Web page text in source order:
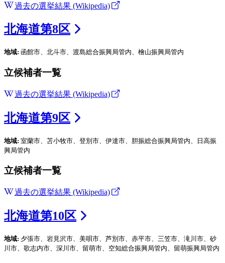
過去の選挙結果 (Wikipedia)
北海道第8区
地域: 函館市、北斗市、渡島総合振興局管内、檜山振興局管内
立候補者一覧
過去の選挙結果 (Wikipedia)
北海道第9区
地域: 室蘭市、苫小牧市、登別市、伊達市、胆振総合振興局管内、日高振
興局管内
立候補者一覧
過去の選挙結果 (Wikipedia)
北海道第10区
地域: 夕張市、岩見沢市、美唄市、芦別市、赤平市、三笠市、滝川市、砂
川市、歌志内市、深川市、留萌市、空知総合振興局管内、留萌振興局管内